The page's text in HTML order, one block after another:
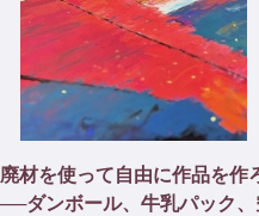
廃材を使って自由に作品を作
──ダンボール、牛乳パック